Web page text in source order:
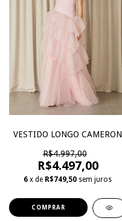
VESTIDO LONGO CAMERON
R$4.997,00
R$4.497,00
6 x de R$749,50 sem juros
COMPRAR